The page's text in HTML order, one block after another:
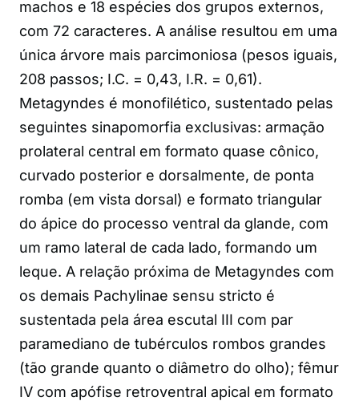
machos e 18 espécies dos grupos externos,
com 72 caracteres. A análise resultou em uma
única árvore mais parcimoniosa (pesos iguais,
208 passos; I.C. = 0,43, I.R. = 0,61).
Metagyndes é monofilético, sustentado pelas
seguintes sinapomorfia exclusivas: armação
prolateral central em formato quase cônico,
curvado posterior e dorsalmente, de ponta
romba (em vista dorsal) e formato triangular
do ápice do processo ventral da glande, com
um ramo lateral de cada lado, formando um
leque. A relação próxima de Metagyndes com
os demais Pachylinae sensu stricto é
sustentada pela área escutal III com par
paramediano de tubérculos rombos grandes
(tão grande quanto o diâmetro do olho); fêmur
IV com apófise retroventral apical em formato